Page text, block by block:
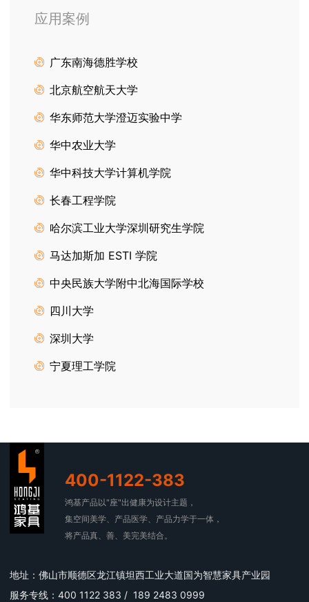
应用案例
广东南海德胜学校
北京航空航天大学
华东师范大学澄迈实验中学
华中农业大学
华中科技大学计算机学院
长春工程学院
哈尔滨工业大学深圳研究生学院
马达加斯加 ESTI 学院
中央民族大学附中北海国际学校
四川大学
深圳大学
宁夏理工学院
400-1122-383
鸿基产品以"座"出健康为设计主题，
集空间美学、产品医学、产品力学于一体，
将产品真、善、美完美结合。
地址：佛山市顺德区龙江镇坦西工业大道国为智慧家具产业园
服务专线：400 1122 383 / 189 2483 0999